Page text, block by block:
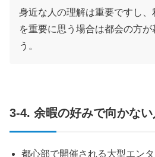
身近な人の理解は重要ですし、
を重要に思う場合は都会の方が
う。
3-4. 余暇の好みで向かない
都心部で開催される大型エン